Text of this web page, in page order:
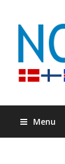
Menu